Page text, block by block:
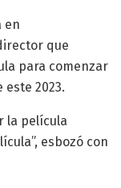
en
que
para comenzar
2023.
la película
esbozó con